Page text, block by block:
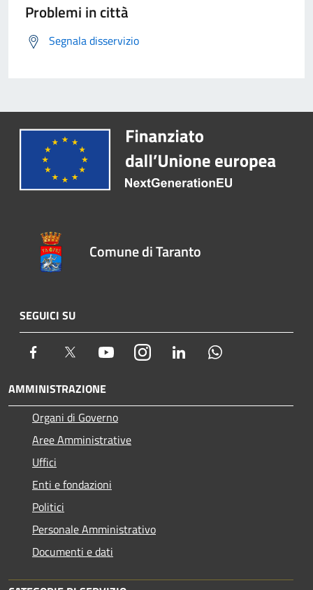
Problemi in città
Segnala disservizio
Comune di Taranto
SEGUICI SU
Facebook Twitter YoutubeInstagram LinkedIn
AMMINISTRAZIONE
Organi di Governo
Aree Amministrative
Uffici
Enti e fondazioni
Politici
Personale Amministrativo
Documenti e dati